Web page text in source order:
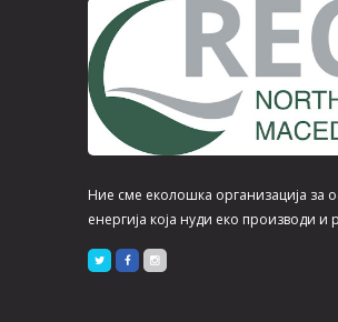
Ние сме еколошка организација за
енергија која нуди еко производи и